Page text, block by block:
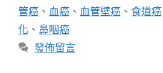
管癌 、 血癌 、 血管壁癌 、 食道癌
化 、 鼻咽癌
發佈留言